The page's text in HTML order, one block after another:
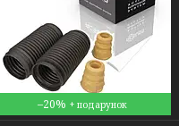
–20%